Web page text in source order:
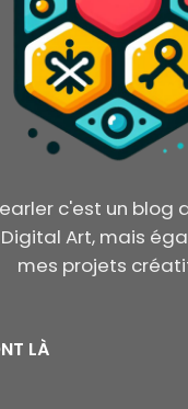
c'est un
Digital Art, mais
mes projets
LÀ